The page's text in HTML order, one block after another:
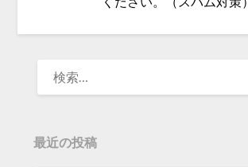
最近の投稿